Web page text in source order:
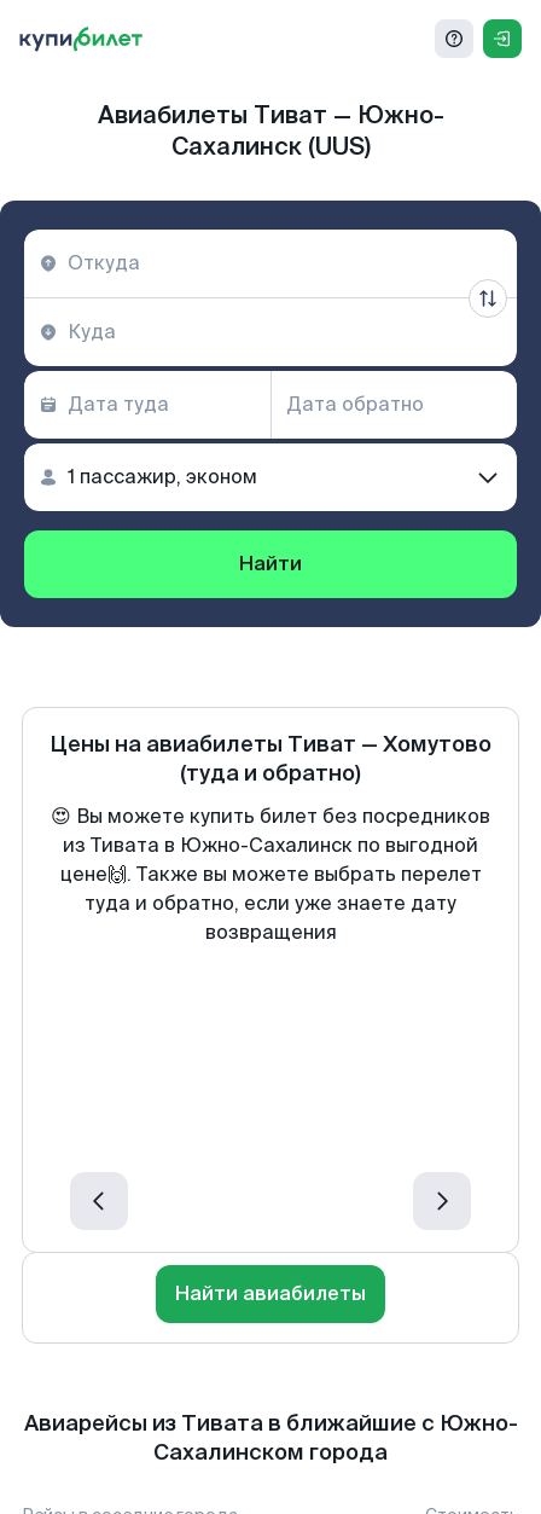
Авиабилеты Тиват — Южно-
Сахалинск (UUS)
Найти
Цены на авиабилеты Тиват — Хомутово
(туда и обратно)
😍 Вы можете купить билет без посредников
из Тивата в Южно-Сахалинск по выгодной
цене🙌. Также вы можете выбрать перелет
туда и обратно, если уже знаете дату
возвращения
Найти авиабилеты
Авиарейсы из Тивата в ближайшие с Южно-
Сахалинском города